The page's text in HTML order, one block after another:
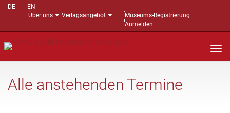
DE
EN
Über uns
Verlagsangebot
Museums-Registrierung
Anmelden
Alle anstehenden Termine